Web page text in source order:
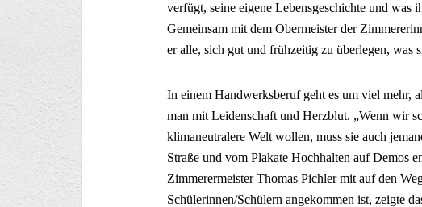
verfügt, seine eigene Lebensgeschichte und was
Gemeinsam mit dem Obermeister der
er alle, sich gut und frühzeitig zu überlegen, was
In einem Handwerksberuf geht es um viel mehr,
man mit Leidenschaft und Herzblut. „Wenn wir
klimaneutralere Welt wollen, muss sie auch
Straße und vom Plakate Hochhalten auf Demos
Zimmerermeister Thomas Pichler mit auf den
Schülerinnen/Schülern angekommen ist, zeigte